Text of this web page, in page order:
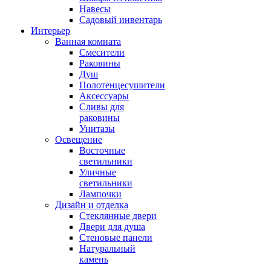
Навесы
Садовый инвентарь
Интерьер
Ванная комната
Смесители
Раковины
Душ
Полотенцесушители
Аксессуары
Сливы для
раковины
Унитазы
Освещение
Восточные
светильники
Уличные
светильники
Лампочки
Дизайн и отделка
Стеклянные двери
Двери для душа
Стеновые панели
Натуральный
камень